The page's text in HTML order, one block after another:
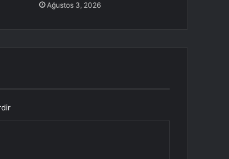
Ağustos 3, 2026